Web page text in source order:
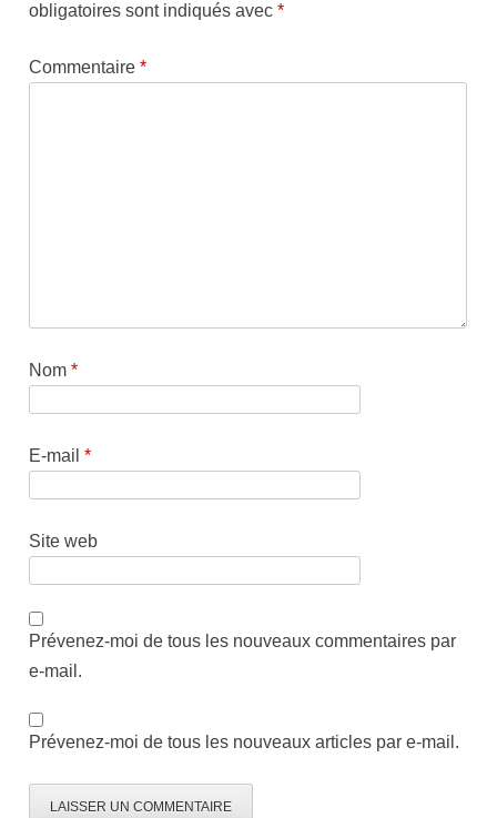
obligatoires sont indiqués avec*
Commentaire*
Nom*
E-mail*
Site web
Prévenez-moi de tous les nouveaux commentaires par
e-mail.
Prévenez-moi de tous les nouveaux articles par e-mail.